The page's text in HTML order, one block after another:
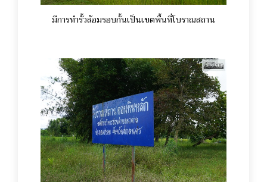
มีการทำรั้วล้อมรอบกั้นเป็นเขตพื้นที่โบราณสถาน